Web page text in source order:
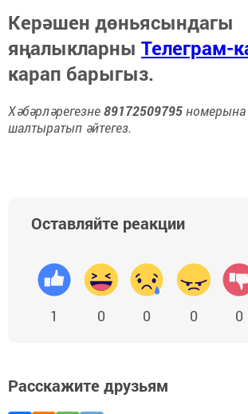
Керәшен дөньясындагы
яңалыкларны Телеграм-
карап барыгыз.
Хәбәрләрегезне89172509795номерына
шалтыратып әйтегез.
Оставляйте реакции
1 0 0 0 0
Расскажите друзьям